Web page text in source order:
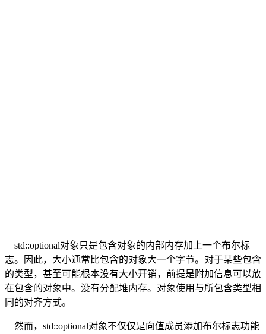
std::optional对象只是包含对象的内部内存加上一个布尔标
志。因此，大小通常比包含的对象大一个字节。对于某些包含
的类型，甚至可能根本没有大小开销，前提是附加信息可以放
在包含的对象中。没有分配堆内存。对象使用与所包含类型相
同的对齐方式。
然而，std::optional对象不仅仅是向值成员添加布尔标志功能